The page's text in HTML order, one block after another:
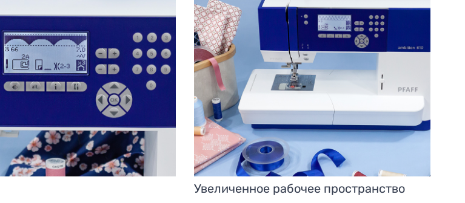
Увеличенное рабочее пространство